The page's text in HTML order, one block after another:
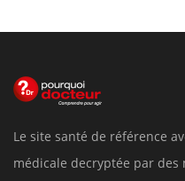
Le site santé de référence
médicale decryptée par des